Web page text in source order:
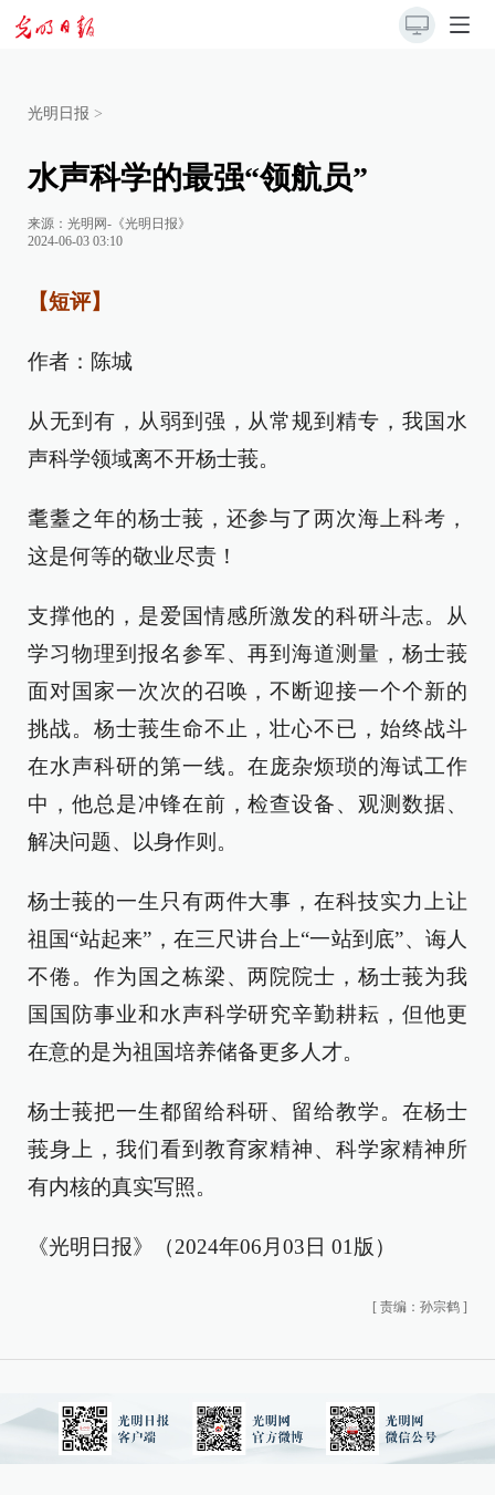
光明日报 >
水声科学的最强“领航员”
来源： 光明网-《光明日报》
2024-06-03 03:10
【短评】
作者：陈城
从无到有，从弱到强，从常规到精专，我国水
声科学领域离不开杨士莪。
耄耋之年的杨士莪，还参与了两次海上科考，
这是何等的敬业尽责！
支撑他的，是爱国情感所激发的科研斗志。从
学习物理到报名参军、再到海道测量，杨士莪
面对国家一次次的召唤，不断迎接一个个新的
挑战。杨士莪生命不止，壮心不已，始终战斗
在水声科研的第一线。在庞杂烦琐的海试工作
中，他总是冲锋在前，检查设备、观测数据、
解决问题、以身作则。
杨士莪的一生只有两件大事，在科技实力上让
祖国“站起来”，在三尺讲台上“一站到底”、诲人
不倦。作为国之栋梁、两院院士，杨士莪为我
国国防事业和水声科学研究辛勤耕耘，但他更
在意的是为祖国培养储备更多人才。
杨士莪把一生都留给科研、留给教学。在杨士
莪身上，我们看到教育家精神、科学家精神所
有内核的真实写照。
《光明日报》（2024年06月03日 01版）
[ 责编：孙宗鹤 ]